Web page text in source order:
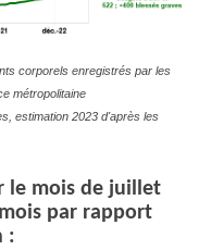
corporels enregistrés par les
métropolitaine
estimation 2023 d'après les
le mois de juillet
par rapport
: